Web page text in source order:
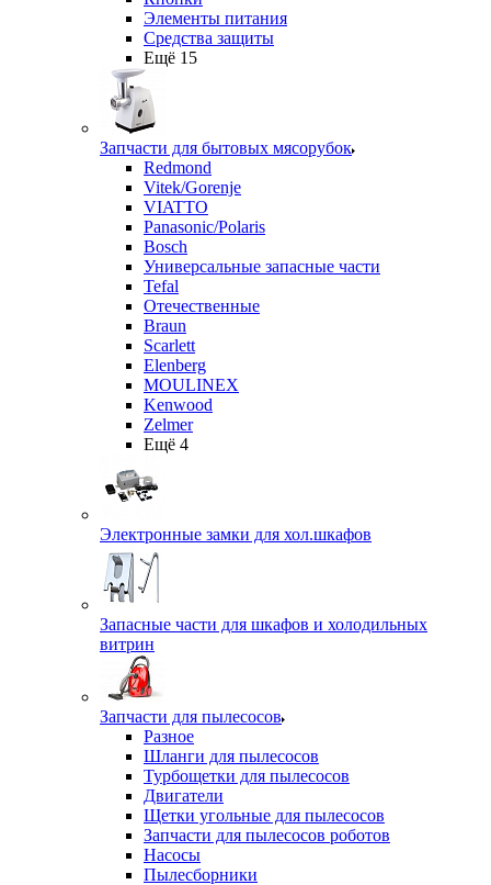
Элементы питания
Средства защиты
Ещё 15
Запчасти для бытовых мясорубок
Redmond
Vitek/Gorenje
VIATTO
Panasonic/Polaris
Bosch
Универсальные запасные части
Tefal
Отечественные
Braun
Scarlett
Elenberg
MOULINEX
Kenwood
Zelmer
Ещё 4
Электронные замки для хол.шкафов
Запасные части для шкафов и холодильных
витрин
Запчасти для пылесосов
Разное
Шланги для пылесосов
Турбощетки для пылесосов
Двигатели
Щетки угольные для пылесосов
Запчасти для пылесосов роботов
Насосы
Пылесборники